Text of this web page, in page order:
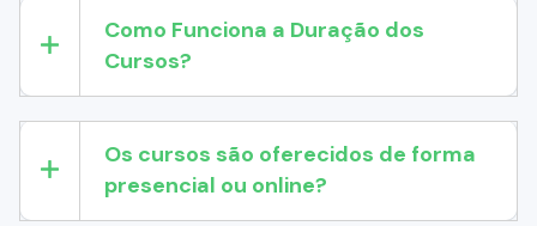
Como Funciona a Duração dos
Cursos?
Os cursos são oferecidos de forma
presencial ou online?